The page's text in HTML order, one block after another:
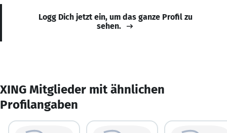
Logg Dich jetzt ein, um das ganze Profil zu
sehen.
XING Mitglieder mit ähnlichen
Profilangaben